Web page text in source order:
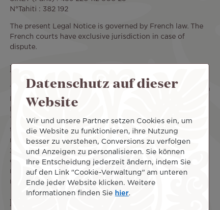
N°Tahiti : 382 192
The present Legal Notice is governed by French law. The
French courts have exclusive jurisdiction in case of
dispute.
Data processing and liberties
The Air Tahiti Nui website has been declared to the French
National Commission for Information Technology and Civil
78-17 of January 6, 1978 relating to information
technology, files and civil liberties amended by law
n°2018-493 of June 20, 2018, and the regulation (EU)
2016/679 of the European Parliament and of the Council
of 27 April 2016 on the protection of natural persons with
regard to the processing of personal data and on the free
movement of such data.
Person in charge of publication
Datenschutz auf dieser
Website
Wir und unsere Partner setzen Cookies ein, um
die Website zu funktionieren, ihre Nutzung
besser zu verstehen, Conversions zu verfolgen
und Anzeigen zu personalisieren. Sie können
Ihre Entscheidung jederzeit ändern, indem Sie
auf den Link "Cookie-Verwaltung" am unteren
Ende jeder Website klicken. Weitere
Informationen finden Sie hier.